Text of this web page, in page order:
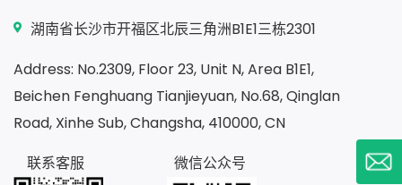
湖南省长沙市开福区北辰三角洲B1E1三栋2301
Address: No.2309, Floor 23, Unit N, Area B1E1,
Beichen Fenghuang Tianjieyuan, No.68, Qinglan
Road, Xinhe Sub, Changsha, 410000, CN
联系客服
微信公众号